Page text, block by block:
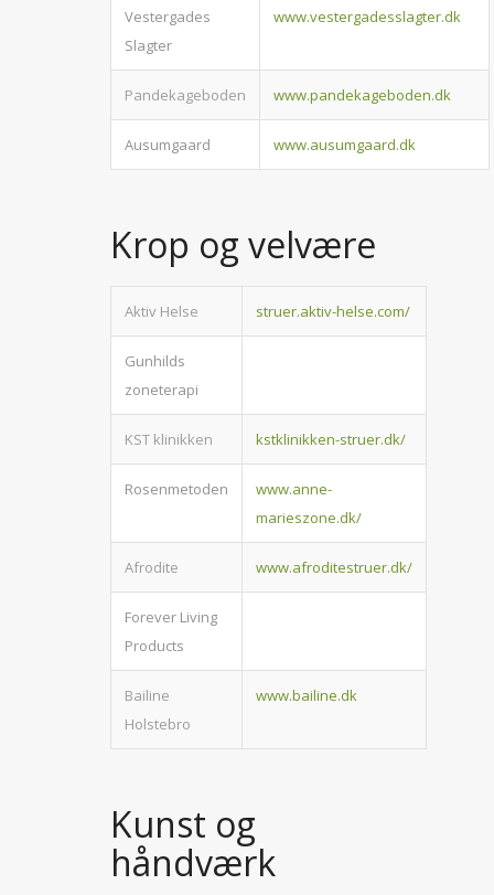
Vestergades
Slagter
www.vestergadesslagter.dk
Pandekageboden www.pandekageboden.dk
Ausumgaard www.ausumgaard.dk
Krop og velvære
Aktiv Helse struer.aktiv-helse.com/
Gunhilds
zoneterapi
KST klinikken kstklinikken-struer.dk/
Rosenmetoden
www.anne-
marieszone.dk/
Afrodite www.afroditestruer.dk/
Forever Living
Products
Bailine
Holstebro
www.bailine.dk
Kunst og
håndværk